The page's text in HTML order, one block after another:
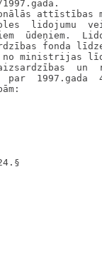
attīstības
lidojumu
ūdeņiem.
fonda
par  1997.gada